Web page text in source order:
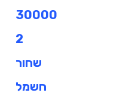
30000
2
שחור
חשמל